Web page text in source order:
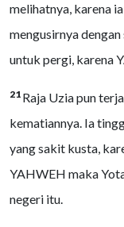
melihatnya, karena
mengusirnya
untuk pergi, karena
21 Raja Uzia pun
kematiannya. Ia
yang sakit kusta,
YAHWEH maka
negeri itu.